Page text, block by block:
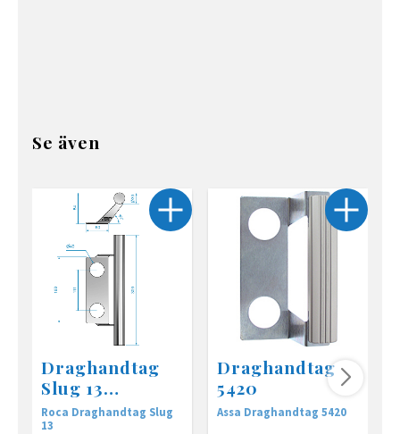
Se även
Draghandtag
Slug 13
modullås
Roca Draghandtag Slug
13
Draghandtag
5420
Assa Draghandtag 5420